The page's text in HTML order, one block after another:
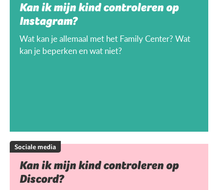
Kan ik mijn kind controleren op
Instagram?
Wat kan je allemaal met het Family Center? Wat
kan je beperken en wat niet?
Sociale media
Kan ik mijn kind controleren op
Discord?